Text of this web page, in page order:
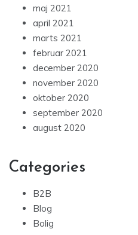
maj 2021
april 2021
marts 2021
februar 2021
december 2020
november 2020
oktober 2020
september 2020
august 2020
Categories
B2B
Blog
Bolig